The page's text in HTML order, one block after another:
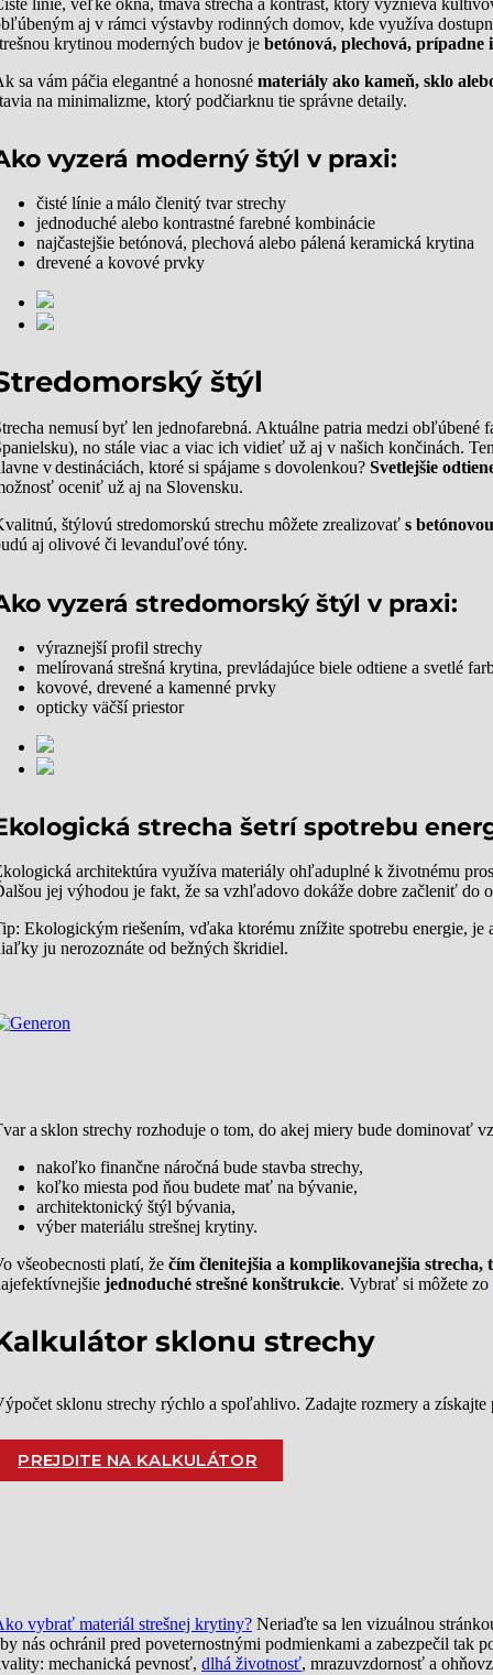
línie, veľké okná, tmavá strecha a kontrast, ktorý vyznieva
aj v rámci výstavby rodinných domov, kde využíva
krytinou moderných budov je betónová, plechová, prípadne
sa vám páčia elegantné a honosné materiály ako kameň, sklo
na minimalizme, ktorý podčiarknu tie správne detaily.
vyzerá moderný štýl v praxi:
čisté línie a málo členitý tvar strechy
jednoduché alebo kontrastné farebné kombinácie
najčastejšie betónová, plechová alebo pálená keramická krytina
drevené a kovové prvky
štýl
nemusí byť len jednofarebná. Aktuálne patria medzi
no stále viac a viac ich vidieť už aj v našich končinách.
v destináciách, ktoré si spájame s dovolenkou? Svetlejšie
oceniť už aj na Slovensku.
štýlovú stredomorskú strechu môžete zrealizovať s
aj olivové či levanduľové tóny.
vyzerá stredomorský štýl v praxi:
výraznejší profil strechy
melírovaná strešná krytina, prevládajúce biele odtiene a svetlé
kovové, drevené a kamenné prvky
opticky väčší priestor
strecha šetrí spotrebu
architektúra využíva materiály ohľaduplné k životnému
jej výhodou je fakt, že sa vzhľadovo dokáže dobre začleniť do
Ekologickým riešením, vďaka ktorému znížite spotrebu energie,
ju nerozoznáte od bežných škridiel.
a sklon strechy rozhoduje o tom, do akej miery bude dominovať
nakoľko finančne náročná bude stavba strechy,
koľko miesta pod ňou budete mať na bývanie,
architektonický štýl bývania,
výber materiálu strešnej krytiny.
všeobecnosti platí, že čím členitejšia a komplikovanejšia strecha,
jednoduché strešné konštrukcie. Vybrať si môžete zo
sklonu strechy
sklonu strechy rýchlo a spoľahlivo. Zadajte rozmery a získajte
PREJDITE NA KALKULÁTOR
vybrať materiál strešnej krytiny? Neriaďte sa len vizuálnou
nás ochránil pred poveternostnými podmienkami a zabezpečil
mechanická pevnosť, dlhá životnosť, mrazuvzdornosť a